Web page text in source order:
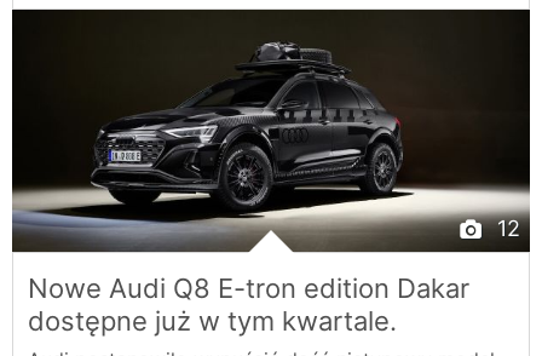
12
Nowe Audi Q8 E-tron edition Dakar
dostępne już w tym kwartale.